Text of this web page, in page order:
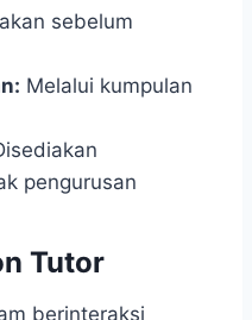
sebelum
Melalui kumpulan
pengurusan
Tutor
berinteraksi